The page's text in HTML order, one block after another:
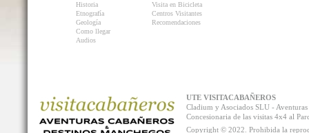
Historia
Etnografía
Geología
Como llegar
Audios
Visita en Bicicleta
Centros Visitantes
Recomendaciones
UTE VISITACABAÑEROS
Cladium y Asociados SLU -
Concesionaria de las visitas 4x4 al
Copyright © 2022. Prohibida la